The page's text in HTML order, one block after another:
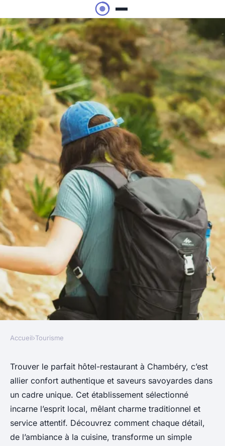
Découvrez le meilleur hôtel-
restaurant à chambéry pour
un séjour savoyard parfait
Elise•15 octobre 2025•7 min de lecture
Accueil›Tourisme
Trouver le parfait hôtel-restaurant à Chambéry, c’est
allier confort authentique et saveurs savoyardes dans
un cadre unique. Cet établissement sélectionné
incarne l’esprit local, mêlant charme traditionnel et
service attentif. Découvrez comment chaque détail,
de l’ambiance à la cuisine, transforme un simple